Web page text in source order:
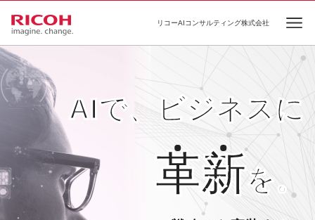
リコーAIコンサルティング株式会社
AIで、ビジネスに
革新を。